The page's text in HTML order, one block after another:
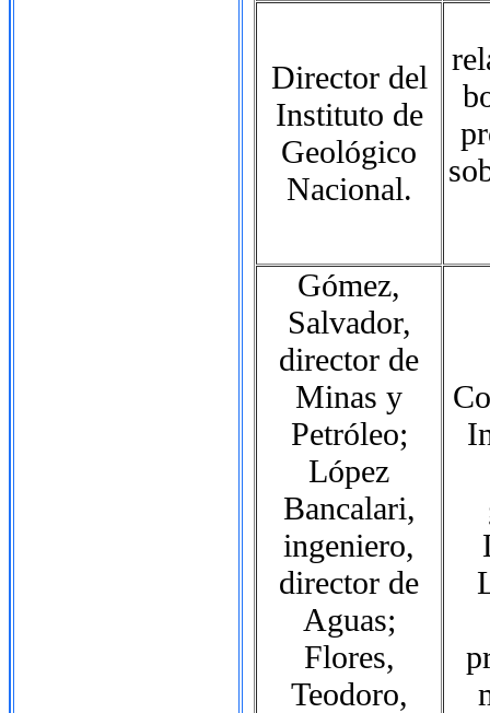
Director del
Instituto de
Geológico
Nacional.
Gómez,
Salvador,
director de
Minas y
Petróleo;
López
Bancalari,
ingeniero,
director de
Aguas;
Flores,
Teodoro,